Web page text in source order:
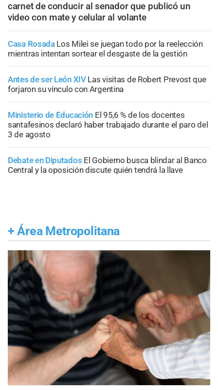
carnet de conducir al senador que publicó un
video con mate y celular al volante
Casa Rosada Los Milei se juegan todo por la reelección
mientras intentan sortear el desgaste de la gestión
Antes de ser León XIV Las visitas de Robert Prevost que
forjaron su vínculo con Argentina
Ministerio de Educación El 95,6 % de los docentes
santafesinos declaró haber trabajado durante el paro del
3 de agosto
Debate en Diputados El Gobierno busca blindar al Banco
Central y la oposición discute quién tendrá la llave
+ Área Metropolitana